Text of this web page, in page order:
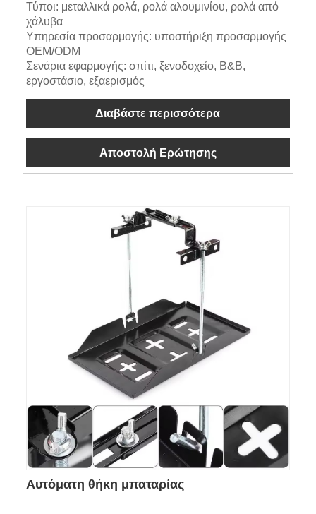
Τύποι: μεταλλικά ρολά, ρολά αλουμινίου, ρολά από
χάλυβα
Υπηρεσία προσαρμογής: υποστήριξη προσαρμογής
OEM/ODM
Σενάρια εφαρμογής: σπίτι, ξενοδοχείο, B&B,
εργοστάσιο, εξαερισμός
Διαβάστε περισσότερα
Αποστολή Ερώτησης
Αυτόματη θήκη μπαταρίας